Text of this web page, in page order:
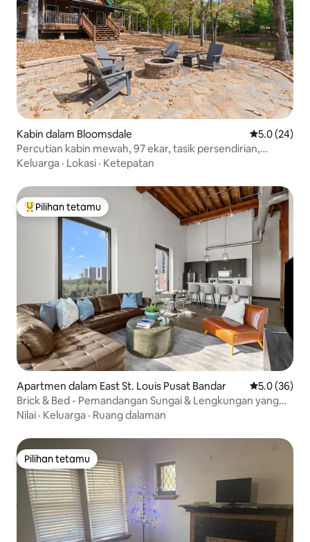
Kabin dalam Bloomsdale Penarafan
5.0 (24)
Percutian kabin mewah, 97 ekar, tasik persendirian,
lubang api
Keluarga · Lokasi · Ketepatan
Pilihan utama tetamu
Pilihan tetamu
Apartmen dalam East St. Louis Pusat Bandar Penarafan
5.0 (36)
Brick & Bed - Pemandangan Sungai & Lengkungan yang
Menakjubkan
Nilai · Keluarga · Ruang dalaman
Pilihan tetamu
Pilihan tetamu